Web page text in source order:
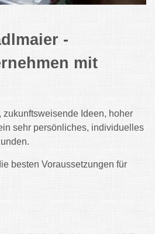
-
mit
Ideen, hoher
sehr persönliches, individuelles
besten Voraussetzungen für